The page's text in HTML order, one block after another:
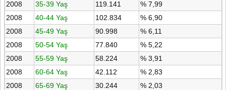
2008
35-39 Yaş 119.141
% 7,99
2008
40-44 Yaş 102.834
% 6,90
2008
45-49 Yaş 90.998
% 6,11
2008
50-54 Yaş 77.840
% 5,22
2008
55-59 Yaş 58.224
% 3,91
2008
60-64 Yaş 42.112
% 2,83
2008
65-69 Yaş 30.244
% 2,03